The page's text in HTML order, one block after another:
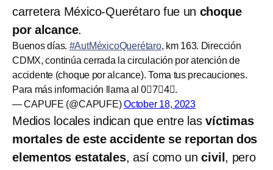
carretera México-Querétaro fue un choque
por alcance.
Buenos días. #AutMéxicoQuerétaro, km 163. Dirección
CDMX, continúa cerrada la circulación por atención de
accidente (choque por alcance). Toma tus precauciones.
Para más información llama al 0⃣7⃣4⃣.
— CAPUFE (@CAPUFE)October 18, 2023
Medios locales indican que entre lasvíctimas
mortales de este accidente se reportan dos
elementos estatales, así como uncivil , pero